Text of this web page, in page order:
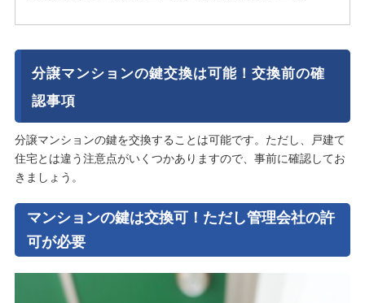
分譲マンションの鍵交換は可能！交換前の確
認事項
分譲マンションの鍵を交換することは可能です。ただし、戸建て
住宅とは違う注意点がいくつかありますので、事前に確認してお
きましょう。
マンションの鍵は交換可！ただし管理会社の許
可が必要